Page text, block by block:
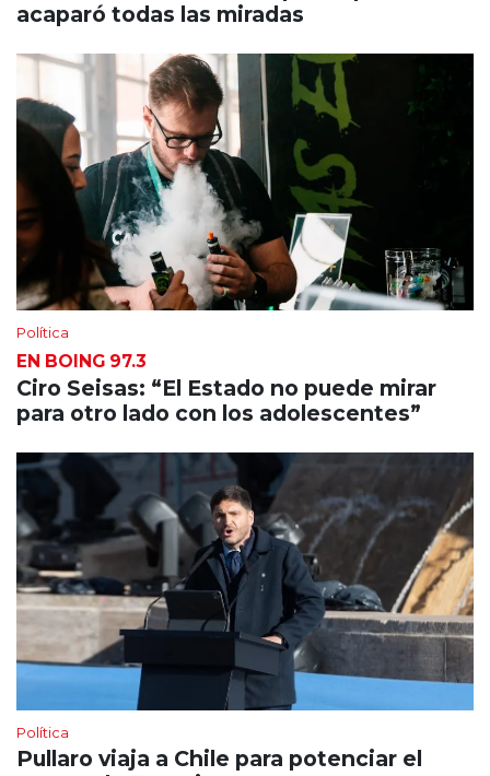
acaparó todas las miradas
Política
EN BOING 97.3
Ciro Seisas: “El Estado no puede mirar
para otro lado con los adolescentes”
Política
Pullaro viaja a Chile para potenciar el